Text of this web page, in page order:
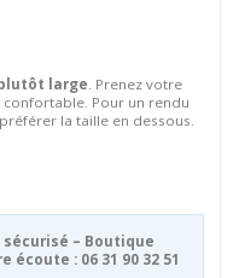
large . Prenez votre
Pour un rendu
la taille en dessous.
– Boutique
: 06 31 90 32 51